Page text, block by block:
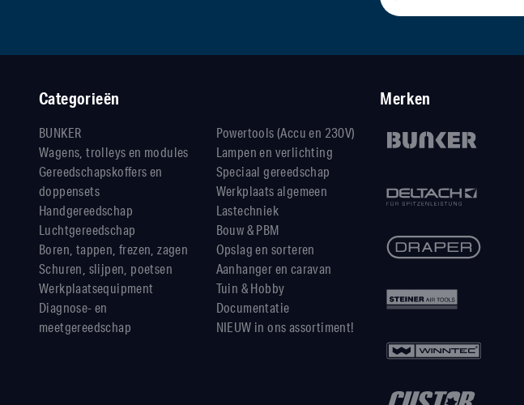
Categorieën
BUNKER
Wagens, trolleys en modules
Gereedschapskoffers en
doppensets
Handgereedschap
Luchtgereedschap
Boren, tappen, frezen, zagen
Schuren, slijpen, poetsen
Werkplaatsequipment
Diagnose- en
meetgereedschap
Powertools (Accu en 230V)
Lampen en verlichting
Speciaal gereedschap
Werkplaats algemeen
Lastechniek
Bouw & PBM
Opslag en sorteren
Aanhanger en caravan
Tuin & Hobby
Documentatie
NIEUW in ons assortiment!
Merken